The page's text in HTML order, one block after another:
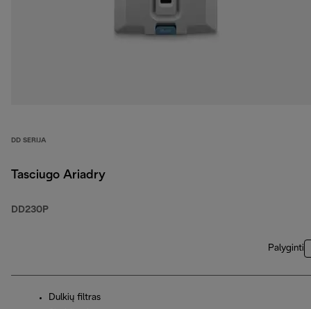
DD SERIJA
Tasciugo Ariadry
DD230P
Palyginti
Dulkių filtras